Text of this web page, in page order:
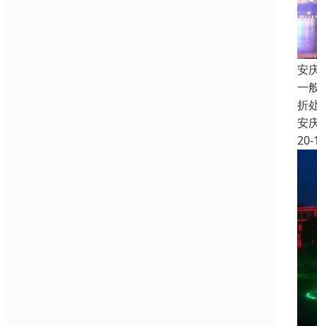
安
一
折
安
20-